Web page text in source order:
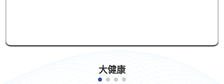
大健康